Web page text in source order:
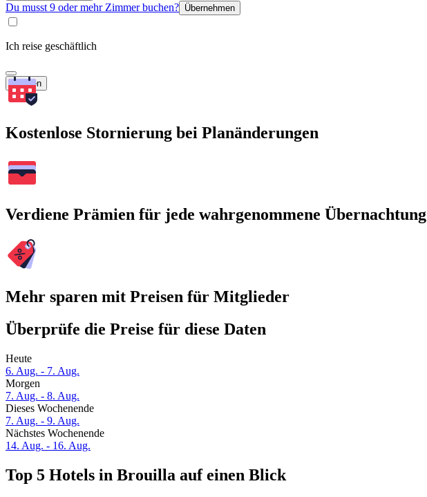
Du musst 9 oder mehr Zimmer buchen? Übernehmen
Ich reise geschäftlich
Suchen
Kostenlose Stornierung bei Planänderungen
Verdiene Prämien für jede wahrgenommene Übernachtung
Mehr sparen mit Preisen für Mitglieder
Überprüfe die Preise für diese Daten
Heute
6. Aug. - 7. Aug.
Morgen
7. Aug. - 8. Aug.
Dieses Wochenende
7. Aug. - 9. Aug.
Nächstes Wochenende
14. Aug. - 16. Aug.
Top 5 Hotels in Brouilla auf einen Blick